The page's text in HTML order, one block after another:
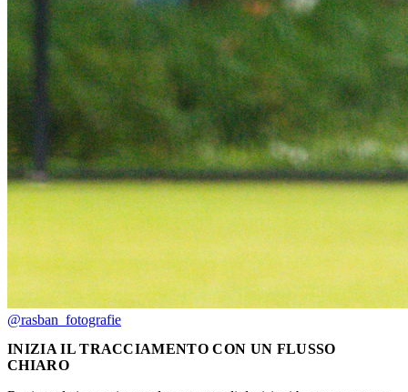
@rasban_fotografie
INIZIA IL TRACCIAMENTO CON UN FLUSSO
CHIARO